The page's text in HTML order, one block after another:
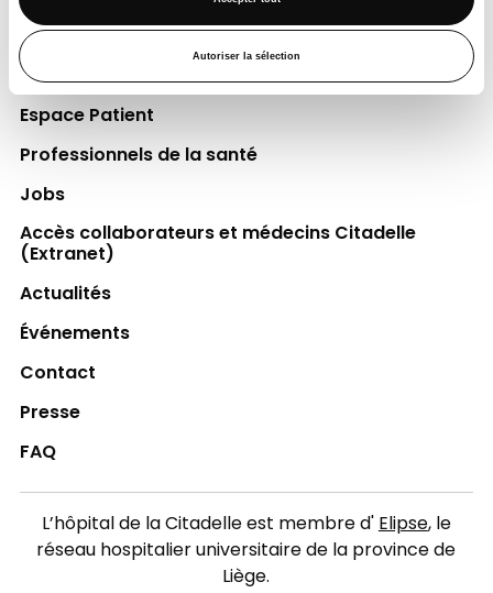
Autoriser la sélection
Découvrir la Fondation
Espace Patient
Professionnels de la santé
Jobs
Accès collaborateurs et médecins Citadelle
(Extranet)
Actualités
Événements
Contact
Presse
FAQ
L’hôpital de la Citadelle est membre d'Elipse, le
réseau hospitalier universitaire de la province de
Liège.